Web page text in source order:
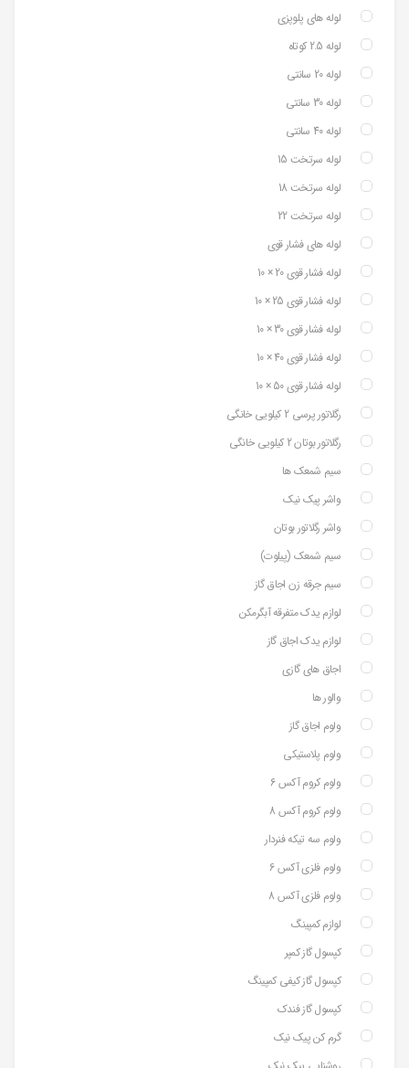
لوله های پلوپزی
لوله 2.5 کوتاه
لوله 20 سانتی
لوله 30 سانتی
لوله 40 سانتی
لوله سرتخت 15
لوله سرتخت 18
لوله سرتخت 22
لوله های فشار قوی
لوله فشار قوی 20 × 10
لوله فشار قوی 25 × 10
لوله فشار قوی 30 × 10
لوله فشار قوی 40 × 10
لوله فشار قوی 50 × 10
رگلاتور پرسی 2 کیلویی خانگی
رگلاتور بوتان 2 کیلویی خانگی
سیم شمعک ها
واشر پیک نیک
واشر رگلاتور بوتان
سیم شمعک (پیلوت)
سیم جرقه زن اجاق گاز
لوازم یدک متفرقه آبگرمکن
لوازم یدک اجاق گاز
اجاق های گازی
والور ها
ولوم اجاق گاز
ولوم پلاستیکی
ولوم کروم آکس 6
ولوم کروم آکس 8
ولوم سه تیکه فنردار
ولوم فلزی آکس 6
ولوم فلزی آکس 8
لوازم کمپینگ
کپسول گاز کمپر
کپسول گاز کیفی کمپینگ
کپسول گاز فندک
گرم کن پیک نیک